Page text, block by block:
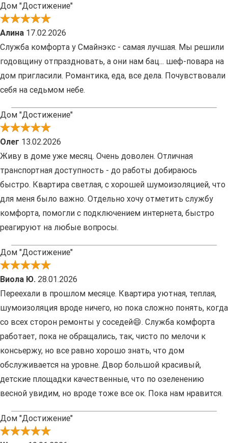
Дом "Достижение"
Алина 17.02.2026
Служба комфорта у Смайнэкс - самая лучшая. Мы решили
годовщину отпраздновать, а они нам бац... шеф-повара на
дом пригласили. Романтика, еда, все дела. Почувствовали
себя на седьмом небе.
Дом "Достижение"
Олег 13.02.2026
Живу в доме уже месяц. Очень доволен. Отличная
транспортная доступность - до работы добираюсь
быстро. Квартира светлая, с хорошей шумоизоляцией, что
для меня было важно. Отдельно хочу отметить службу
комфорта, помогли с подключением интернета, быстро
реагируют на любые вопросы.
Дом "Достижение"
Виола Ю. 28.01.2026
Переехали в прошлом месяце. Квартира уютная, теплая,
шумоизоляция вроде ничего, но пока сложно понять, когда
со всех сторон ремонты у соседей😄. Служба комфорта
работает, пока не обращались, так, чисто по мелочи к
консьержу, но все равно хорошо знать, что дом
обслуживается на уровне. Двор большой красивый,
детские площадки качественные, что по озеленению
весной увидим, но вроде тоже все ок. Пока нам нравится.
Дом "Достижение"